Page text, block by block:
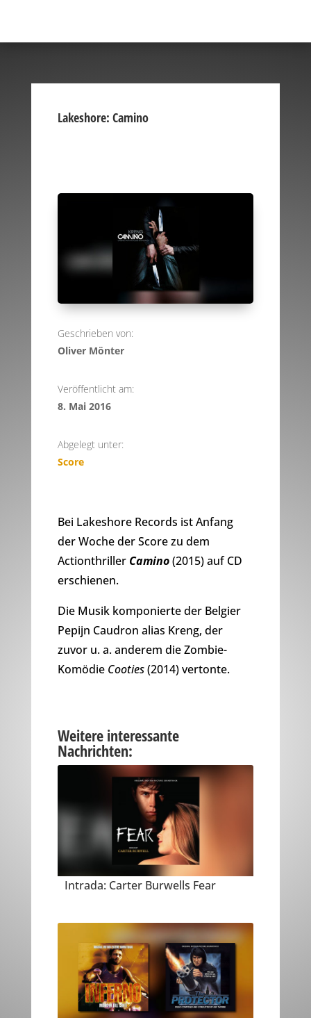
Lakeshore: Camino
Geschrieben von:
Oliver Mönter
Veröffentlicht am:
8. Mai 2016
Abgelegt unter:
Score
Bei Lakeshore Records ist Anfang
der Woche der Score zu dem
Actionthriller Camino(2015) auf CD
erschienen.
Die Musik komponierte der Belgier
Pepijn Caudron alias Kreng, der
zuvor u. a. anderem die Zombie-
Komödie Cooties(2014) vertonte.
Weitere interessante
Nachrichten:
Intrada: Carter Burwells Fear